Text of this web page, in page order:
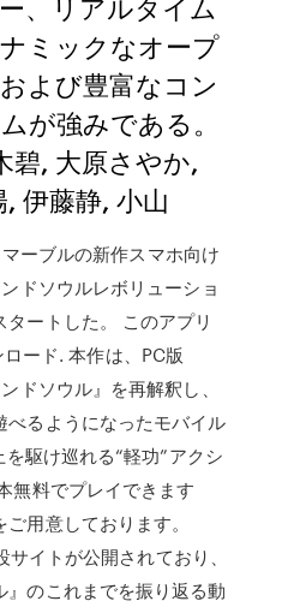
ミックなオープ
よび豊富なコン
が強みである。
碧, 大原さやか,
伊藤静, 小山
ーブルの新作スマホ向け
ドソウルレボリューショ
ートした。 このアプリ
ード. 本作は、PC版
ドソウル』を再解釈し、
るようになったモバイル
駆け巡れる“軽功”アクシ
無料でプレイできます
用意しております。
イトが公開されており、
』のこれまでを振り返る動